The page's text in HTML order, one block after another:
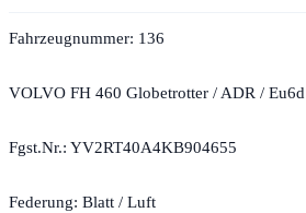
Fahrzeugnummer: 136
VOLVO FH 460 Globetrotter / ADR / Eu6d
Fgst.Nr.: YV2RT40A4KB904655
Federung: Blatt / Luft